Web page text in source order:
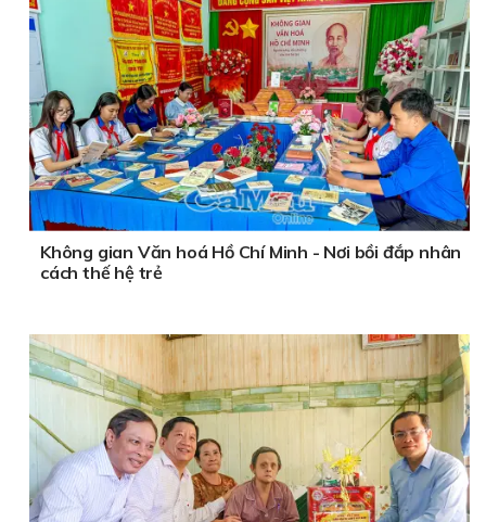
Không gian Văn hoá Hồ Chí Minh - Nơi bồi đắp nhân
cách thế hệ trẻ